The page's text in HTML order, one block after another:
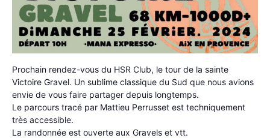
Prochain rendez-vous du HSR Club, le tour de la sainte
Victoire Gravel. Un sublime classique du Sud que nous avions
envie de vous faire partager depuis longtemps.
Le parcours tracé par Mattieu Perrusset est techniquement
très accessible.
La randonnée est ouverte aux Gravels et vtt.